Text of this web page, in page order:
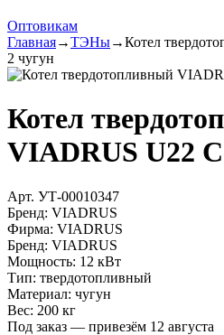
Оптовикам
Главная→ТЭНы→Котел
2 чугун
Котел
VIADRUS U22
Арт. УТ-00010347
Бренд: VIADRUS
Фирма: VIADRUS
Бренд: VIADRUS
Мощность: 12 кВт
Тип: твердотопливный
Материал: чугун
Вес: 200 кг
Под заказ — привезём 12 августа